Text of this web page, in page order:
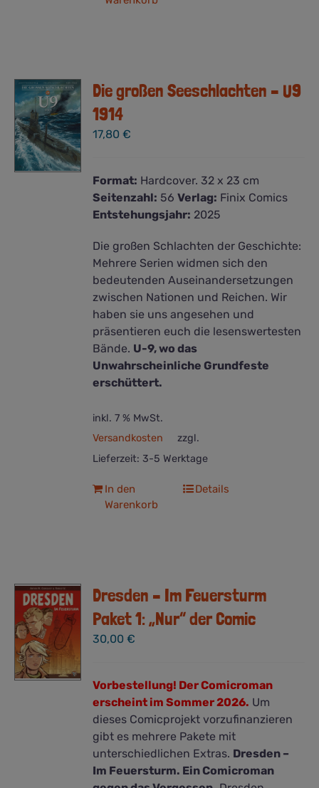
Die großen Seeschlachten – U9
1914
17,80€
Format: Hardcover. 32 x 23 cm
Seitenzahl: 56Verlag: Finix Comics
Entstehungsjahr: 2025
Die großen Schlachten der Geschichte:
Mehrere Serien widmen sich den
bedeutenden Auseinandersetzungen
zwischen Nationen und Reichen. Wir
haben sie uns angesehen und
präsentieren euch die lesenswertesten
Bände. U-9, wo das
Unwahrscheinliche Grundfeste
erschüttert.
inkl. 7 % MwSt.
zzgl.
Versandkosten
Lieferzeit: 3-5 Werktage
In den
Warenkorb
Details
Dresden – Im Feuersturm
Paket 1: „Nur“ der Comic
30,00€
Vorbestellung! Der Comicroman
erscheint im Sommer 2026. Um
dieses Comicprojekt vorzufinanzieren
gibt es mehrere Pakete mit
unterschiedlichen Extras. Dresden –
Im Feuersturm. Ein Comicroman